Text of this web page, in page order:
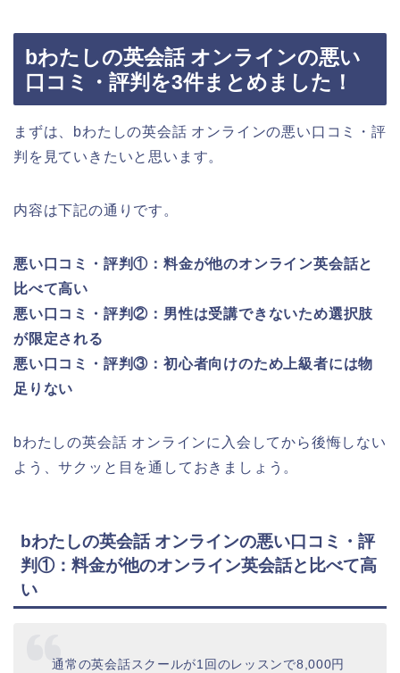
bわたしの英会話 オンラインの悪い
口コミ・評判を3件まとめました！
まずは、bわたしの英会話 オンラインの悪い口コミ・評
判を見ていきたいと思います。
内容は下記の通りです。
悪い口コミ・評判①：料金が他のオンライン英会話と
比べて高い
悪い口コミ・評判②：男性は受講できないため選択肢
が限定される
悪い口コミ・評判③：初心者向けのため上級者には物
足りない
bわたしの英会話 オンラインに入会してから後悔しない
よう、サクッと目を通しておきましょう。
bわたしの英会話 オンラインの悪い口コミ・評
判①：料金が他のオンライン英会話と比べて高
い
通常の英会話スクールが1回のレッスンで8,000円